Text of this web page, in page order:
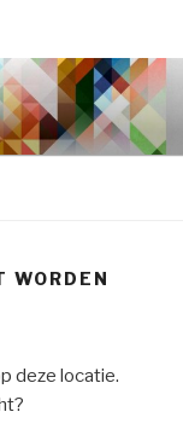
WORDEN
deze locatie.